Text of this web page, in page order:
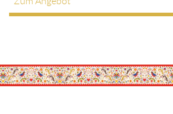
Zum Angebot